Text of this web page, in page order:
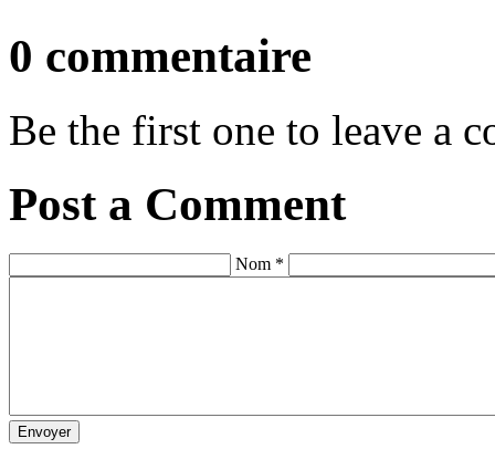
0 commentaire
Be the first one to leave a
Post a Comment
Nom *